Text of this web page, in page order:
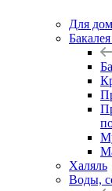
Для
Бакалея
Халяль
Воды,